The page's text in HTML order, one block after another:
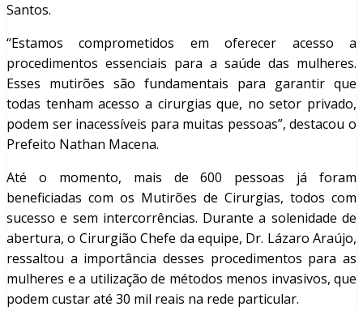
Santos.
“Estamos comprometidos em oferecer acesso a
procedimentos essenciais para a saúde das mulheres.
Esses mutirões são fundamentais para garantir que
todas tenham acesso a cirurgias que, no setor privado,
podem ser inacessíveis para muitas pessoas”, destacou o
Prefeito Nathan Macena.
Até o momento, mais de 600 pessoas já foram
beneficiadas com os Mutirões de Cirurgias, todos com
sucesso e sem intercorrências. Durante a solenidade de
abertura, o Cirurgião Chefe da equipe, Dr. Lázaro Araújo,
ressaltou a importância desses procedimentos para as
mulheres e a utilização de métodos menos invasivos, que
podem custar até 30 mil reais na rede particular.